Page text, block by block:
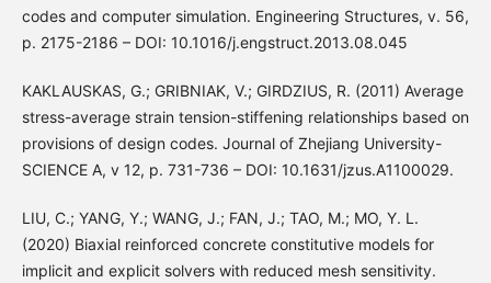
codes and computer simulation. Engineering Structures, v. 56,
p. 2175-2186 – DOI: 10.1016/j.engstruct.2013.08.045
KAKLAUSKAS, G.; GRIBNIAK, V.; GIRDZIUS, R. (2011) Average
stress-average strain tension-stiffening relationships based on
provisions of design codes. Journal of Zhejiang University-
SCIENCE A, v 12, p. 731-736 – DOI: 10.1631/jzus.A1100029.
LIU, C.; YANG, Y.; WANG, J.; FAN, J.; TAO, M.; MO, Y. L.
(2020) Biaxial reinforced concrete constitutive models for
implicit and explicit solvers with reduced mesh sensitivity.